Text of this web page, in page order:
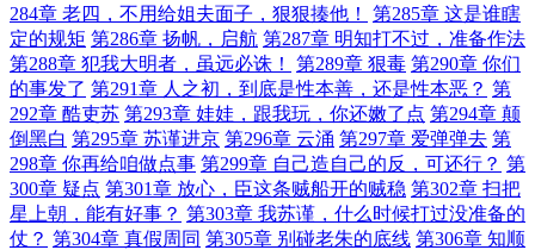
284章 老四，不用给姐夫面子，狠狠揍他！
第285章 这是谁瞎
定的规矩 第286章 扬帆，启航 第287章 明知打不过，准备作法
第288章 犯我大明者，虽远必诛！
第289章 狠毒 第290章 你们
的事发了 第291章 人之初，到底是性本善，还是性本恶？ 第
292章 酷吏苏 第293章 娃娃，跟我玩，你还嫩了点 第294章 颠
倒黑白 第295章 苏谨进京 第296章 云涌 第297章 爱弹弹去 第
298章 你再给咱做点事 第299章 自己造自己的反，可还行？ 第
300章 疑点 第301章 放心，臣这条贼船开的贼稳 第302章 扫把
星上朝，能有好事？ 第303章 我苏谨，什么时候打过没准备的
仗？ 第304章 真假周同 第305章 别碰老朱的底线 第306章 知顺